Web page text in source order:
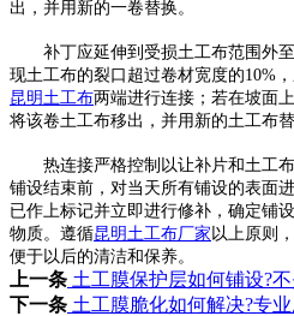
出，并用新的一卷替换。
补丁应延伸到受损土工布范围外至
现土工布的裂口超过卷材宽度的10%
昆明土工布两端进行连接；若在坡面
将该卷土工布移出，并用新的土工布替
热连接严格控制以让补片和土工布
铺设结束前，对当天所有铺设的表面
已作上标记并立即进行修补，确定铺
物质。遵循昆明土工布厂家 以上原则
便于以后的清洁和保养。
上一条 土工膜保护层如何铺设?
下一条 土工膜脆化如何解决?专